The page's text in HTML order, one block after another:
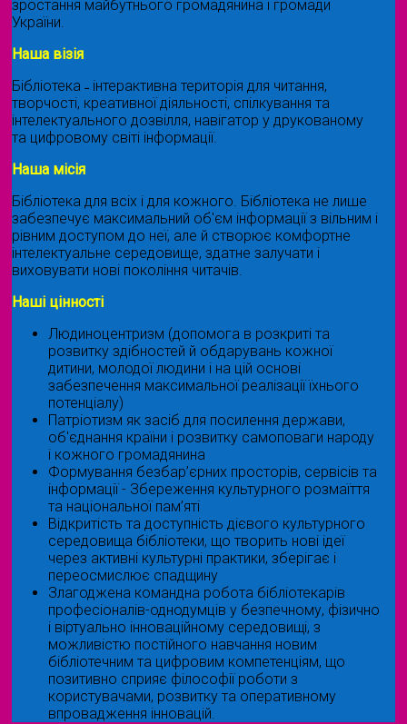
зростання майбутнього громадянина і громади
України.
Наша візія
Бібліотека ˗ інтерактивна територія для читання,
творчості, креативної діяльності, спілкування та
інтелектуального дозвілля, навігатор у друкованому
та цифровому світі інформації.
Наша місія
Бібліотека для всіх і для кожного. Бібліотека не лише
забезпечує максимальний об'єм інформації з вільним і
рівним доступом до неї, але й створює комфортне
інтелектуальне середовище, здатне залучати і
виховувати нові покоління читачів.
Наші цінності
Людиноцентризм (допомога в розкриті та
розвитку здібностей й обдарувань кожної
дитини, молодої людини і на цій основі
забезпечення максимальної реалізації їхнього
потенціалу)
Патріотизм як засіб для посилення держави,
об'єднання країни і розвитку самоповаги народу
і кожного громадянина
Формування безбар’єрних просторів, сервісів та
інформації - Збереження культурного розмаїття
та національної пам’яті
Відкритість та доступність дієвого культурного
середовища бібліотеки, що творить нові ідеї
через активні культурні практики, зберігає і
переосмислює спадщину
Злагоджена командна робота бібліотекарів
професіоналів-однодумців у безпечному, фізично
і віртуально інноваційному середовищі, з
можливістю постійного навчання новим
бібліотечним та цифровим компетенціям, що
позитивно сприяє філософії роботи з
користувачами, розвитку та оперативному
впровадження інновацій.